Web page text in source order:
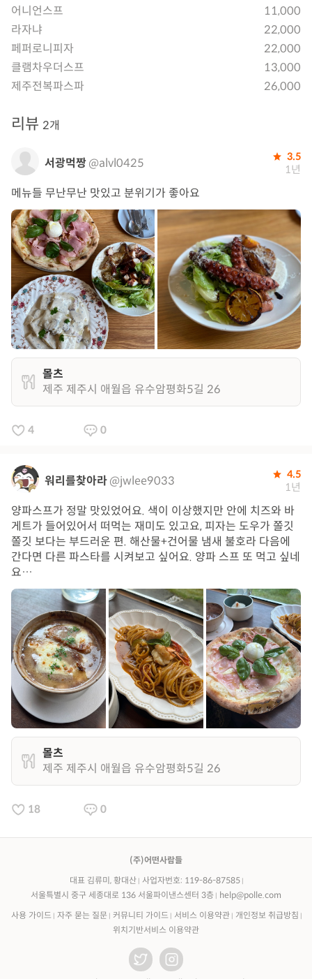
어니언스프
11,000
라자냐
22,000
페퍼로니피자
22,000
클램차우더스프
13,000
제주전복파스파
26,000
리뷰 2개
서광먹짱@alvl0425 3.5
1년
메뉴들 무난무난 맛있고 분위기가 좋아요
몰츠
제주 제주시 애월읍 유수암평화5길 26
4 0
워리를찾아라@jwlee9033 4.5
1년
양파스프가 정말 맛있었어요. 색이 이상했지만 안에 치즈와 바
게트가 들어있어서 떠먹는 재미도 있고요, 피자는 도우가 쫄깃
쫄깃 보다는 부드러운 편. 해산물+건어물 냄새 불호라 다음에
간다면 다른 파스타를 시켜보고 싶어요. 양파 스프 또 먹고 싶네
요…
몰츠
제주 제주시 애월읍 유수암평화5길 26
18 0
(주)어떤사람들
대표 김류미, 황대산
사업자번호: 119-86-87585
서울특별시 중구 세종대로 136 서울파이낸스센터 3층
help@polle.com
사용 가이드 자주 묻는 질문 커뮤니티 가이드 서비스 이용약관
개인정보 취급방침
위치기반서비스 이용약관